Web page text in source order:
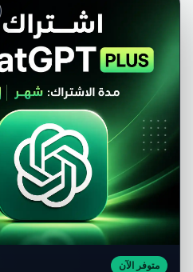
اشتراك CCleaner 2023
برو الأصلي | النسخة
المستقرة والخفيفة بأقل
سعر
برامج مايكروسوفت
متوفر الآن